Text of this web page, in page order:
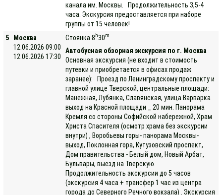
канала им. Москвы. Продолжительность 3,5-4
часа. Экскурсия предоставляется при наборе
группы от 15 человек!
5
Москва
12.06.2026 09:00
12.06.2026 17:30
Стоянка 8 h30m
Автобусная обзорная экскурсия по г. Москва
Основная экскурсия (не входит в стоимость
путевки и приобретается в офисах продаж
заранее): Проезд по Ленинградскому проспекту и
главной улице Тверской, центральные площади:
Манежная, Лубянка, Славянская, улица Варварка
выход на Красной площади _ 20 мин. Панорама
Кремля со стороны Софийской набережной, Храм
Христа Спасителя (осмотр храма без экскурсии
внутри) , Воробьевы горы- панорама Москвы-
выход, Поклонная гора, Кутузовский проспект,
Дом правительства - Белый дом, Новый Арбат,
Бульвары, выезд на Тверскую.
Продолжительность экскурсии до 5 часов
(экскурсия 4 часа + трансфер 1 час из центра
города до Северного Речного вокзала) . Экскурсия